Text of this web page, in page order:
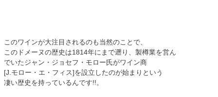
このワインが大注目されるのも当然のことで、
このドメーヌの歴史は1814年にまで遡り、製樽業を営ん
でいたジャン・ジョセフ・モロー氏がワイン商
[J.モロー・エ・フィス]を設立したのが始まりという
凄い歴史を持っているんです!!。